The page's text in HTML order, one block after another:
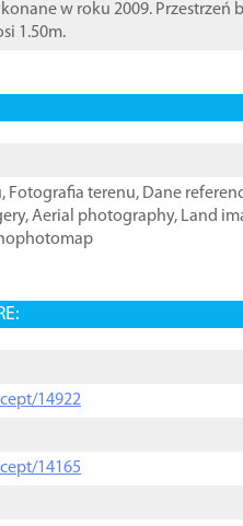
w roku 2009. Przestrzeń
1.50m.
, Fotografia terenu, Dane
,Aerial photography, Land
14922
14165